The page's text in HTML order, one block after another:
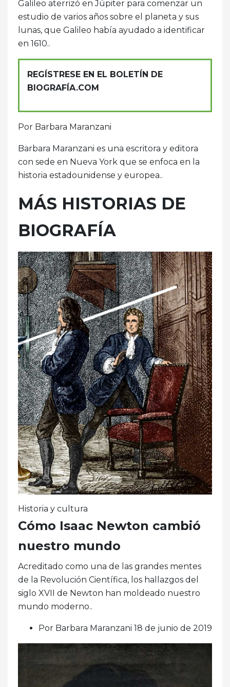
Galileo aterrizó en Júpiter para comenzar un
estudio de varios años sobre el planeta y sus
lunas, que Galileo había ayudado a identificar
en 1610..
REGÍSTRESE EN EL BOLETÍN DE
BIOGRAFÍA.COM
Por Barbara Maranzani
Barbara Maranzani es una escritora y editora
con sede en Nueva York que se enfoca en la
historia estadounidense y europea..
MÁS HISTORIAS DE
BIOGRAFÍA
Historia y cultura
Cómo Isaac Newton cambió
nuestro mundo
Acreditado como una de las grandes mentes
de la Revolución Científica, los hallazgos del
siglo XVII de Newton han moldeado nuestro
mundo moderno..
Por Barbara Maranzani 18 de junio de 2019